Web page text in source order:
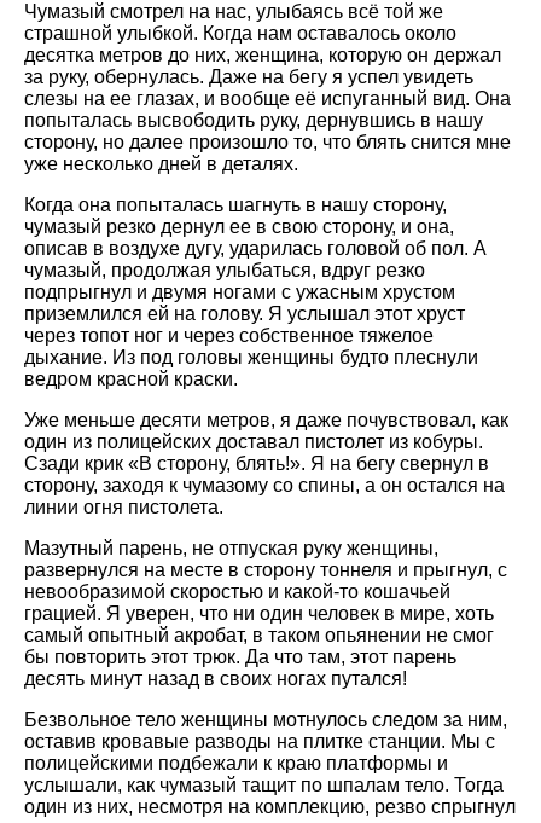
Чумазый смотрел на нас, улыбаясь всё той же
страшной улыбкой. Когда нам оставалось около
десятка метров до них, женщина, которую он держал
за руку, обернулась. Даже на бегу я успел увидеть
слезы на ее глазах, и вообще её испуганный вид. Она
попыталась высвободить руку, дернувшись в нашу
сторону, но далее произошло то, что блять снится мне
уже несколько дней в деталях.
Когда она попыталась шагнуть в нашу сторону,
чумазый резко дернул ее в свою сторону, и она,
описав в воздухе дугу, ударилась головой об пол. А
чумазый, продолжая улыбаться, вдруг резко
подпрыгнул и двумя ногами с ужасным хрустом
приземлился ей на голову. Я услышал этот хруст
через топот ног и через собственное тяжелое
дыхание. Из под головы женщины будто плеснули
ведром красной краски.
Уже меньше десяти метров, я даже почувствовал, как
один из полицейских доставал пистолет из кобуры.
Сзади крик «В сторону, блять!». Я на бегу свернул в
сторону, заходя к чумазому со спины, а он остался на
линии огня пистолета.
Мазутный парень, не отпуская руку женщины,
развернулся на месте в сторону тоннеля и прыгнул, с
невообразимой скоростью и какой-то кошачьей
грацией. Я уверен, что ни один человек в мире, хоть
самый опытный акробат, в таком опьянении не смог
бы повторить этот трюк. Да что там, этот парень
десять минут назад в своих ногах путался!
Безвольное тело женщины мотнулось следом за ним,
оставив кровавые разводы на плитке станции. Мы с
полицейскими подбежали к краю платформы и
услышали, как чумазый тащит по шпалам тело. Тогда
один из них, несмотря на комплекцию, резво спрыгнул